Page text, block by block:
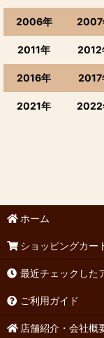
1947年のワイン
1948年のワイン
1949年のワイン
1950年のワイン
1953年のワイン
1956年のワイン(昭
印も可!
2006年 2007
2011年 2012
2016年 2017
2021年 2022
ホーム
ショッピングカー
最近チェックした
ご利用ガイド
店舗紹介・会社概